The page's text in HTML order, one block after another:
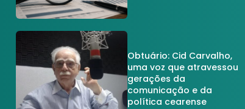
Obtuário: Cid Carvalho,
uma voz que atravessou
gerações da
comunicação e da
política cearense